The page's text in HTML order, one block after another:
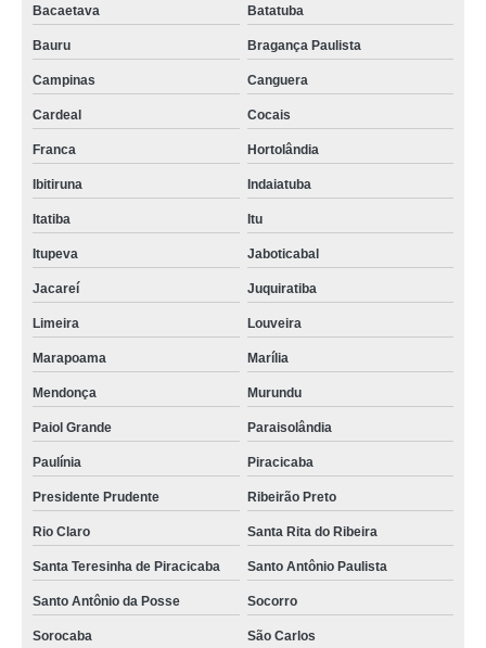
Bacaetava Batatuba
Bauru Bragança Paulista
Campinas Canguera
Cardeal Cocais
Franca Hortolândia
Ibitiruna Indaiatuba
Itatiba Itu
Itupeva Jaboticabal
Jacareí Juquiratiba
Limeira Louveira
Marapoama Marília
Mendonça Murundu
Paiol Grande Paraisolândia
Paulínia Piracicaba
Presidente Prudente Ribeirão Preto
Rio Claro Santa Rita do Ribeira
Santa Teresinha de Piracicaba Santo Antônio Paulista
Santo Antônio da Posse Socorro
Sorocaba São Carlos